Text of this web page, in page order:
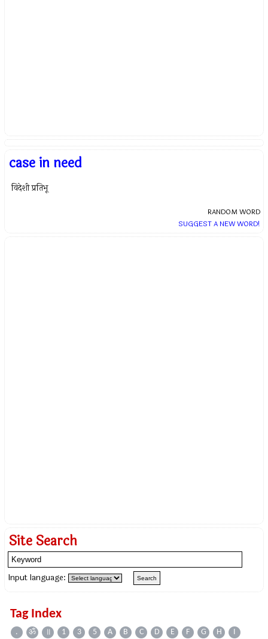
case in need
विदेशी प्रतिभू
RANDOM WORD
SUGGEST A NEW WORD!
Site Search
Input language:
Tag Index
. ॐ ॥ 1 3 5 A B C D E F G H
I